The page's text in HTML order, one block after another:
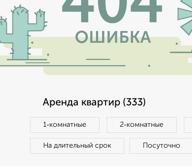
Аренда квартир (333)
1‑комнатные 2‑комнатные
На длительный срок Посуточно